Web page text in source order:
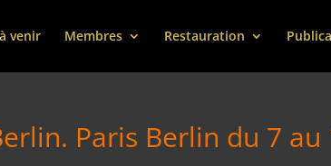
venir Membres Restauration
Paris Berlin du 7 au